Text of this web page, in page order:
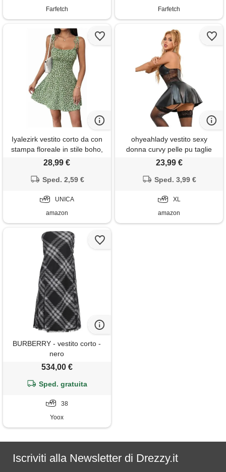
Farfetch
Farfetch
Iyalezirk vestito corto da con
stampa floreale in stile boho,
con spalline annodate,
le vacanze in spiaggia, verde
28,99 €
Sped. 2,59 €
UNICA
amazon
ohyeahlady vestito sexy
donna curvy pelle pu taglie
forti con reggicalze abito corto
schienale con cerniera
dress costume discoteca
nero, xl
23,99 €
Sped. 3,99 €
XL
amazon
BURBERRY - vestito corto -
nero
534,00 €
Sped. gratuita
38
Yoox
Iscriviti alla Newsletter di Drezzy.it